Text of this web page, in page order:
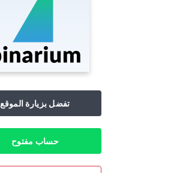
تفضل بزيارة الموقع
حساب مفتوح